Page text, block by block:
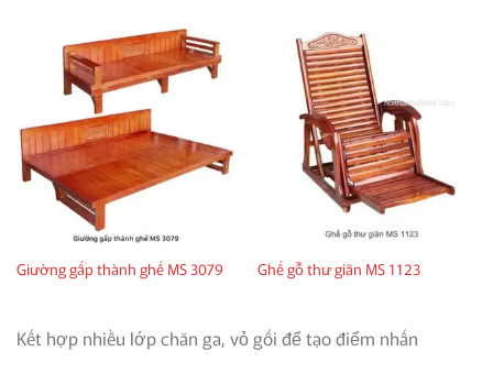
Giường gấp thành ghế MS 3079 Ghế gỗ thư giãn MS 1123
Kết hợp nhiều lớp chăn ga, vỏ gối để tạo điểm nhấn